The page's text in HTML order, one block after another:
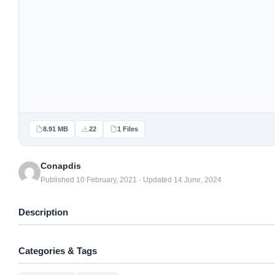
8.91 MB 22 1 Files
Conapdis
Published 10 February, 2021 · Updated 14 June, 2024
Description
Categories & Tags